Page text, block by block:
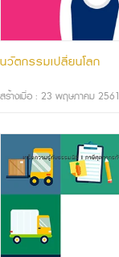
นวัตกรรมเปลี่ยนโลก
สร้างเมื่อ : 23 พฤษภาคม 2561